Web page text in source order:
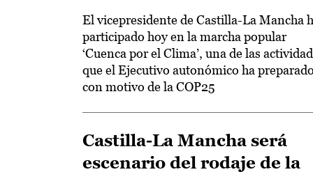
El vicepresidente de Castilla-La Mancha
participado hoy en la marcha popular
‘Cuenca por el Clima’, una de las
que el Ejecutivo autonómico ha preparado
con motivo de la COP25
Castilla-La Mancha será
escenario del rodaje de la